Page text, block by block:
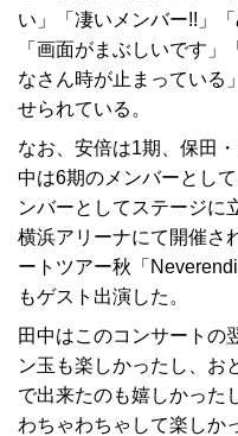
い」「凄いメンバー!!」
「画面がまぶしいです
なさん時が止まっている
せられている。
なお、安倍は1期、保田
中は6期のメンバーとして
ンバーとしてステージに
横浜アリーナにて開催さ
ートツアー秋「
もゲスト出演した。
田中はこのコンサートの
ン玉も楽しかったし、お
で出来たのも嬉しかった
わちゃわちゃして楽しか